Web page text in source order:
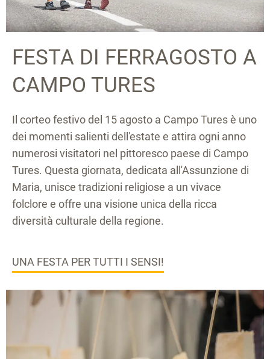
FESTA DI FERRAGOSTO A
CAMPO TURES
Il corteo festivo del 15 agosto a Campo Tures è uno
dei momenti salienti dell'estate e attira ogni anno
numerosi visitatori nel pittoresco paese di Campo
Tures. Questa giornata, dedicata all'Assunzione di
Maria, unisce tradizioni religiose a un vivace
folclore e offre una visione unica della ricca
diversità culturale della regione.
UNA FESTA PER TUTTI I SENSI!